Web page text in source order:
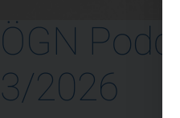
ÖGN
3/2026